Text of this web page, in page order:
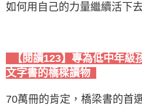
如何用自己的力量繼續活下
【閱讀123】專為低中年級
文字書的橋樑讀物
70萬冊的肯定，橋梁書的首